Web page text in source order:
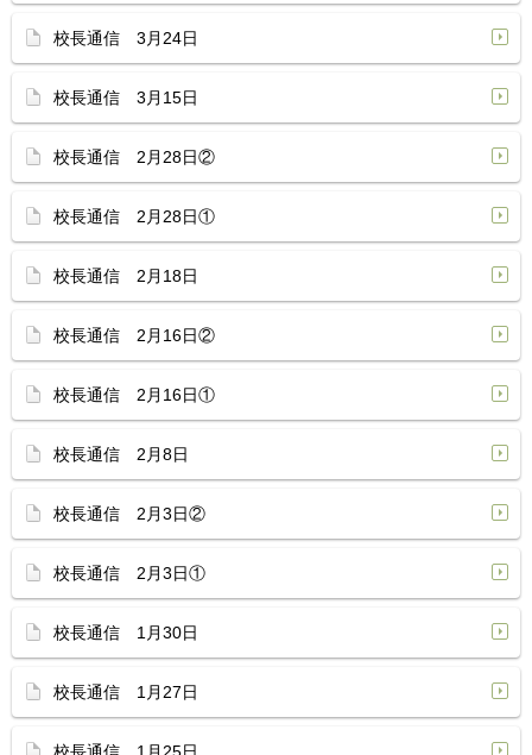
校長通信 3月24日
校長通信 3月15日
校長通信 2月28日②
校長通信 2月28日①
校長通信 2月18日
校長通信 2月16日②
校長通信 2月16日①
校長通信 2月8日
校長通信 2月3日②
校長通信 2月3日①
校長通信 1月30日
校長通信 1月27日